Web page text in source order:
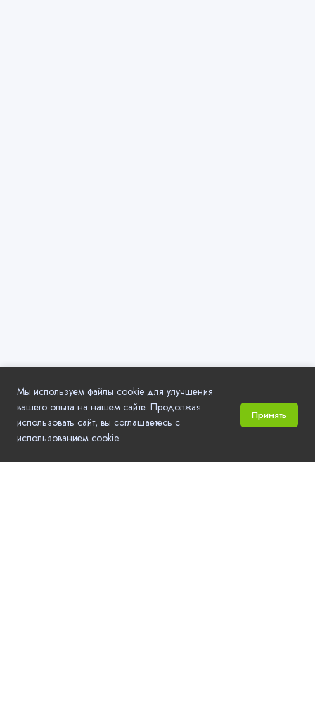
Мы используем файлы cookie для улучшения
вашего опыта на нашем сайте. Продолжая
использовать сайт, вы соглашаетесь с
использованием cookie.
Принять